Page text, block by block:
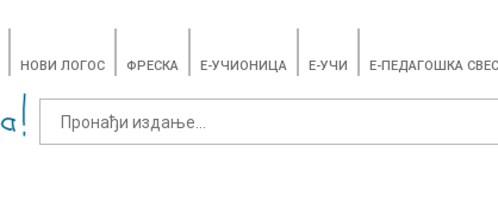
НОВИ ЛОГОС ФРЕСКА E-УЧИОНИЦА E-УЧИ Е-ПЕДАГОШКА